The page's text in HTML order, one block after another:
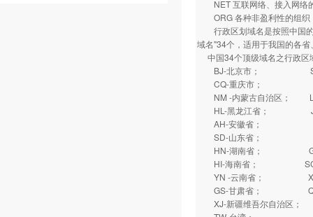
NET 互联网络、接入网络
ORG 各种非盈利性的组织
行政区划域名是按照中国的
域名"34个，适用于我国的各
中国34个顶级域名之行政区
BJ-北京市；
CQ-重庆市；
NM -内蒙古自治区
HL-黑龙江省；
AH-安徽省；
SD-山东省；
HN-湖南省； GD-
HI-海南省； SC-
YN -云南省； XZ-
GS-甘肃省； QH-
XJ-新疆维吾尔自治区；